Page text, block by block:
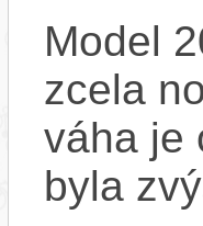
Model
zcela
váha je
byla